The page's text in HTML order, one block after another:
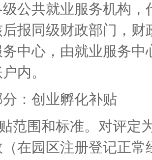
公共就业服务机构
报同级财政部门，
中心，由就业服务
内。
创业孵化补贴
围和标准。对评定为
在园区注册登记正